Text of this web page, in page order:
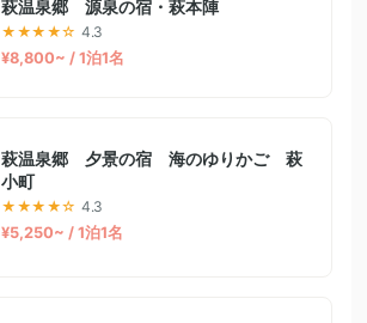
萩温泉郷 源泉の宿・萩本陣
★★★★☆ 4.3
¥8,800~ / 1泊1名
萩温泉郷 夕景の宿 海のゆりかご 萩
小町
★★★★☆ 4.3
¥5,250~ / 1泊1名